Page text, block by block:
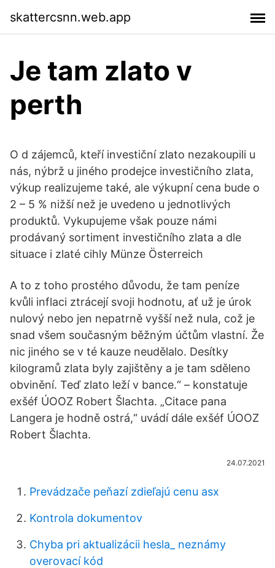
skattercsnn.web.app
Je tam zlato v
perth
O d zájemců, kteří investiční zlato nezakoupili u
nás, nýbrž u jiného prodejce investičního zlata,
výkup realizujeme také, ale výkupní cena bude o
2 – 5 % nižší než je uvedeno u jednotlivých
produktů. Vykupujeme však pouze námi
prodávaný sortiment investičního zlata a dle
situace i zlaté cihly Münze Österreich
A to z toho prostého důvodu, že tam peníze
kvůli inflaci ztrácejí svoji hodnotu, ať už je úrok
nulový nebo jen nepatrně vyšší než nula, což je
snad všem současným běžným účtům vlastní. Že
nic jiného se v té kauze neudělalo. Desítky
kilogramů zlata byly zajištěny a je tam sděleno
obvinění. Teď zlato leží v bance.“ – konstatuje
exšéf ÚOOZ Robert Šlachta. „Citace pana
Langera je hodně ostrá,“ uvádí dále exšéf ÚOOZ
Robert Šlachta.
24.07.2021
Prevádzače peňazí zdieľajú cenu asx
Kontrola dokumentov
Chyba pri aktualizácii hesla_ neznámy
overovací kód